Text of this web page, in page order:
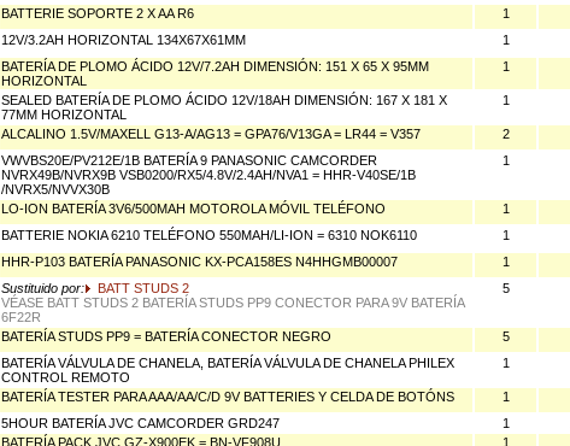
BATTERIE SOPORTE 2 X AA R6 1
12V/3.2AH HORIZONTAL 134X67X61MM 1
BATERÍA DE PLOMO ÁCIDO 12V/7.2AH DIMENSIÓN: 151 X 65 X 95MM
HORIZONTAL
1
SEALED BATERÍA DE PLOMO ÁCIDO 12V/18AH DIMENSIÓN: 167 X 181 X
77MM HORIZONTAL
1
ALCALINO 1.5V/MAXELL G13-A/AG13 = GPA76/V13GA = LR44 = V357 2
VWVBS20E/PV212E/1B BATERÍA 9 PANASONIC CAMCORDER
NVRX49B/NVRX9B VSB0200/RX5/4.8V/2.4AH/NVA1 = HHR-V40SE/1B
/NVRX5/NVVX30B
1
LO-ION BATERÍA 3V6/500MAH MOTOROLA MÓVIL TELÉFONO 1
BATTERIE NOKIA 6210 TELÉFONO 550MAH/LI-ION = 6310 NOK6110 1
HHR-P103 BATERÍA PANASONIC KX-PCA158ES N4HHGMB00007 1
Sustituido por:
BATT STUDS 2
VÉASE BATT STUDS 2 BATERÍA STUDS PP9 CONECTOR PARA 9V BATERÍA
6F22R
5
BATERÍA STUDS PP9 = BATERÍA CONECTOR NEGRO 5
BATERÍA VÁLVULA DE CHANELA, BATERÍA VÁLVULA DE CHANELA PHILEX
CONTROL REMOTO
1
BATERÍA TESTER PARA AAA/AA/C/D 9V BATTERIES Y CELDA DE BOTÓNS 1
5HOUR BATERÍA JVC CAMCORDER GRD247 1
BATERÍA PACK JVC GZ-X900EK = BN-VF908U 1